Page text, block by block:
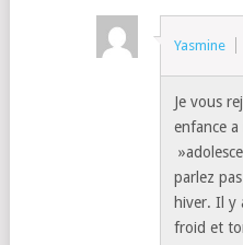
Yasmine
Je vous
enfance
parlez
hiver. Il y
froid et